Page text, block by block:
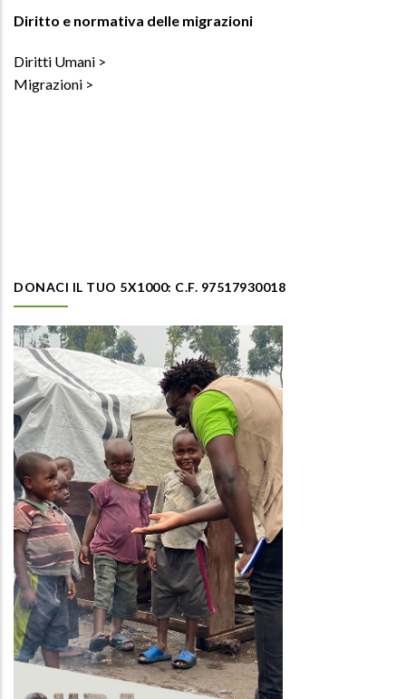
Diritto e normativa delle migrazioni
Diritti Umani
Migrazioni
DONACI IL TUO 5X1000: C.F. 97517930018